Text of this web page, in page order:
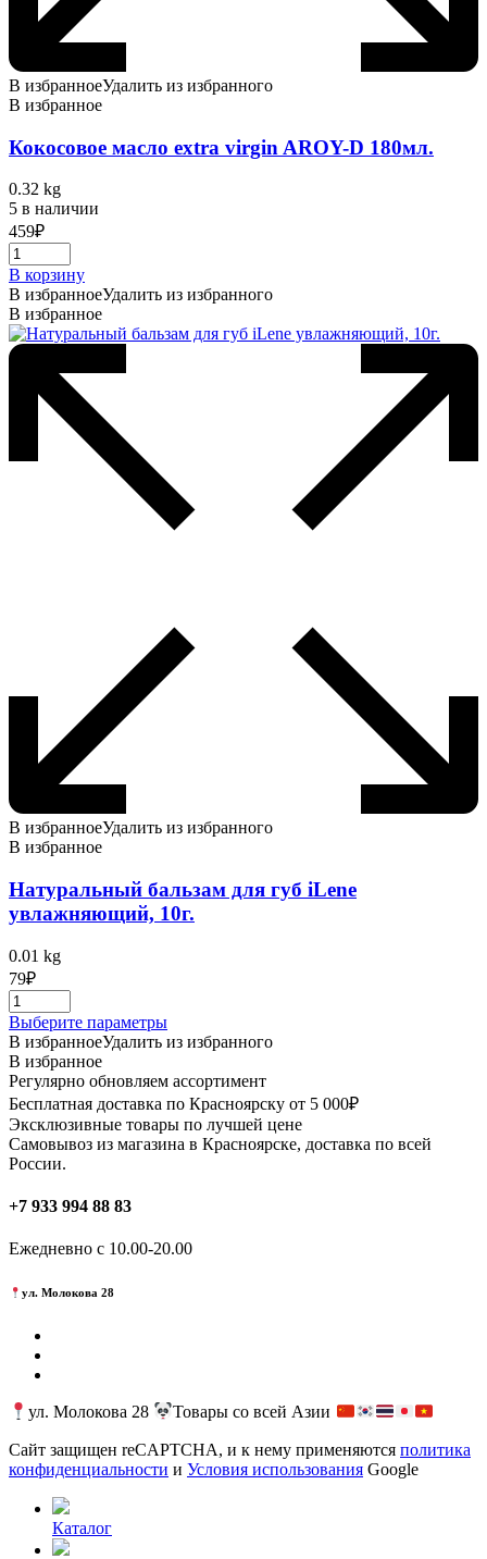
В избранноеУдалить из избранного
В избранное
Кокосовое масло extra virgin AROY-D 180мл.
0.32 kg
5 в наличии
459₽
В корзину
В избранноеУдалить из избранного
В избранное
В избранноеУдалить из избранного
В избранное
Натуральный бальзам для губ iLene
увлажняющий, 10г.
0.01 kg
79₽
Выберите параметрыЭтот
товар
несколько
вариаций.
Опции
можно
выбрать
В избранноеУдалить из избранного
В избранное
Регулярно обновляем ассортимент
Бесплатная доставка по Красноярску от 5 000₽
Эксклюзивные товары по лучшей цене
Самовывоз из магазина в Красноярске, доставка по всей
России.
+7 933 994 88 83
Ежедневно с 10.00-20.00
ул. Молокова 28
ул. Молокова 28
Товары со всей Азии
Сайт защищен reCAPTCHA, и к нему применяются политика
конфиденциальности и Условия использования Google
Каталог